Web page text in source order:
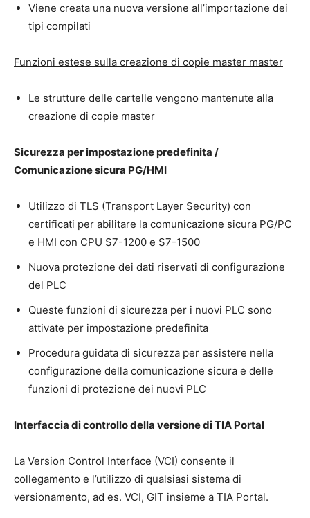
Viene creata una nuova versione all’importazione dei
tipi compilati
Funzioni estese sulla creazione di copie master master
Le strutture delle cartelle vengono mantenute alla
creazione di copie master
Sicurezza per impostazione predefinita /
Comunicazione sicura PG/HMI
Utilizzo di TLS (Transport Layer Security) con
certificati per abilitare la comunicazione sicura PG/PC
e HMI con CPU S7-1200 e S7-1500
Nuova protezione dei dati riservati di configurazione
del PLC
Queste funzioni di sicurezza per i nuovi PLC sono
attivate per impostazione predefinita
Procedura guidata di sicurezza per assistere nella
configurazione della comunicazione sicura e delle
funzioni di protezione dei nuovi PLC
Interfaccia di controllo della versione di TIA Portal
La Version Control Interface (VCI) consente il
collegamento e l’utilizzo di qualsiasi sistema di
versionamento, ad es. VCI, GIT insieme a TIA Portal.